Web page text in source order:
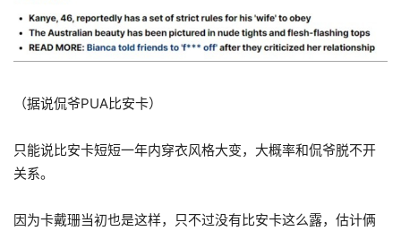
（据说侃爷PUA比安卡）
只能说比安卡短短一年内穿衣风格大变，大概率和侃爷脱不开
关系。
因为卡戴珊当初也是这样，只不过没有比安卡这么露，估计俩